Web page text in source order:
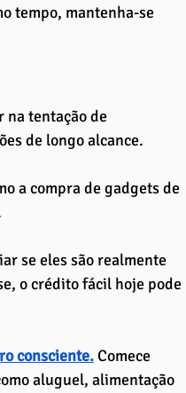
tempo, mantenha-se
na tentação de
de longo alcance.
a compra de gadgets de
se eles são realmente
o crédito fácil hoje pode
consciente. Comece
aluguel, alimentação